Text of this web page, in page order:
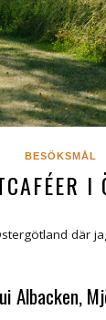
BESÖKSMÅL
I
där
Albacken,